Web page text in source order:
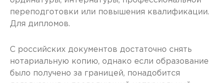
переподготовки или повышения квалификации.
Для дипломов.
С российских документов достаточно снять
нотариальную копию, однако если образование
было получено за границей, понадобится